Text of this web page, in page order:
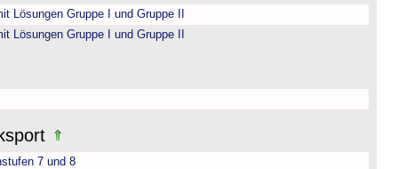
Lösungen Gruppe I und Gruppe II
Lösungen Gruppe I und Gruppe II
7 und 8